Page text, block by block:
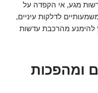
מגע, אי הקפדה על
לדלקות עיניים,
להימנע מהרכבת עדשות
ומהפכות